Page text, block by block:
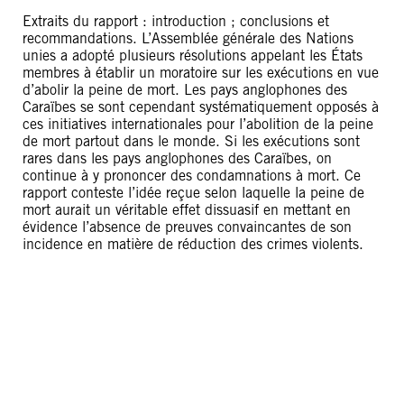
Extraits du rapport : introduction ; conclusions et
recommandations. L’Assemblée générale des Nations
unies a adopté plusieurs résolutions appelant les États
membres à établir un moratoire sur les exécutions en vue
d’abolir la peine de mort. Les pays anglophones des
Caraïbes se sont cependant systématiquement opposés à
ces initiatives internationales pour l’abolition de la peine
de mort partout dans le monde. Si les exécutions sont
rares dans les pays anglophones des Caraïbes, on
continue à y prononcer des condamnations à mort. Ce
rapport conteste l’idée reçue selon laquelle la peine de
mort aurait un véritable effet dissuasif en mettant en
évidence l’absence de preuves convaincantes de son
incidence en matière de réduction des crimes violents.